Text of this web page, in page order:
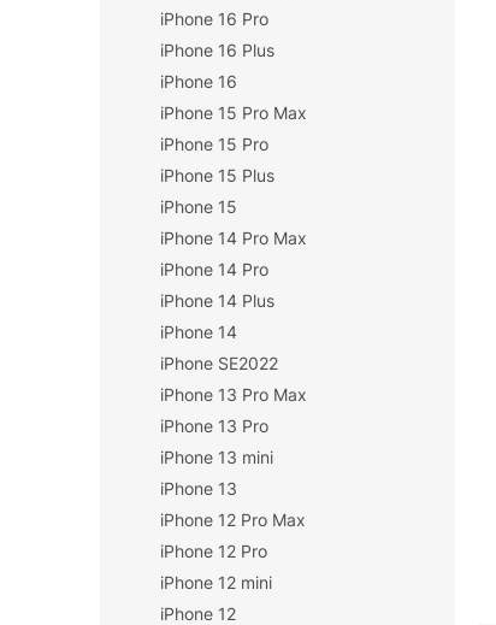
iPhone 16 Pro
iPhone 16 Plus
iPhone 16
iPhone 15 Pro Max
iPhone 15 Pro
iPhone 15 Plus
iPhone 15
iPhone 14 Pro Max
iPhone 14 Pro
iPhone 14 Plus
iPhone 14
iPhone SE2022
iPhone 13 Pro Max
iPhone 13 Pro
iPhone 13 mini
iPhone 13
iPhone 12 Pro Max
iPhone 12 Pro
iPhone 12 mini
iPhone 12